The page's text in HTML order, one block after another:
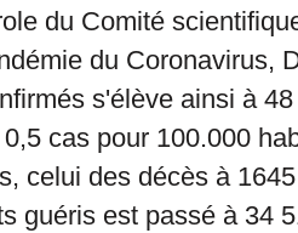
du Comité
du Coronavirus,
s'élève ainsi à
cas pour 100.000
celui des décès à
guéris est passé à 34